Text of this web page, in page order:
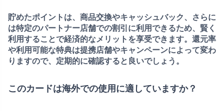
貯めたポイントは、商品交換やキャッシュバック、さらに
は特定のパートナー店舗での割引に利用できるため、賢く
利用することで経済的なメリットを享受できます。還元率
や利用可能な特典は提携店舗やキャンペーンによって変わ
りますので、定期的に確認すると良いでしょう。
このカードは海外での使用に適していますか？